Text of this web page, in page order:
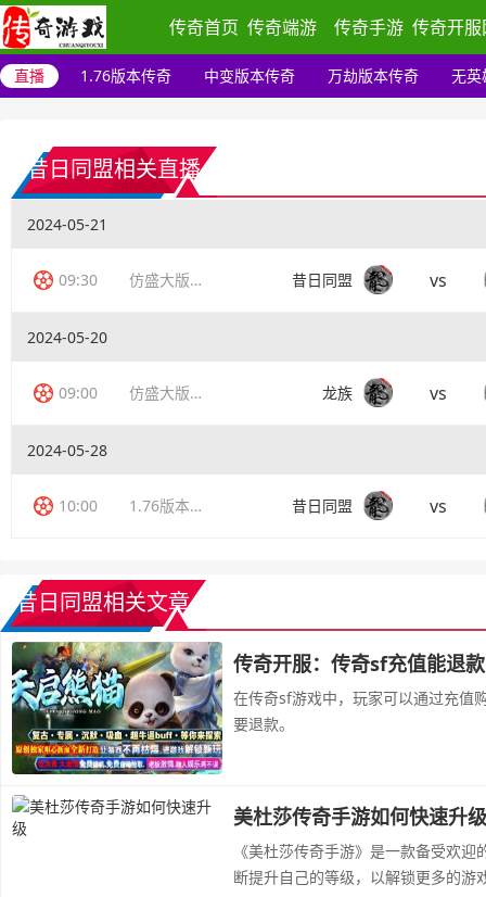
传奇首页 传奇端游 传奇手游 传奇开
直播 1.76版本传奇 中变版本传奇 万劫版本传奇 无英
昔日同盟相关直播
2024-05-21
09:30 仿盛大版传奇 昔日同盟 vs
2024-05-20
09:00 仿盛大版传奇 龙族 vs
2024-05-28
10:00 1.76版本传奇 昔日同盟 vs
昔日同盟相关文章
传奇开服：传奇sf充值能退
在传奇sf游戏中，玩家可以通过充值
要退款。
美杜莎传奇手游如何快速升级
《美杜莎传奇手游》是一款备受欢
断提升自己的等级，以解锁更多的游